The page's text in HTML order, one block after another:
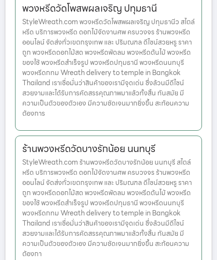
พวงหรีดวัดโพสพผลเจริญ ปทุมธานี
StyleWreath.com พวงหรีดวัดโพสพผลเจริญ ปทุมธานีว สไตล์
หรีด บริการพวงหรีด ดอกไม้จัดงานศพ ครบวงจร ร้านพวงหรีด
ออนไลน์ จัดส่งทั่วเขตกรุงเทพ และ ปริมณฑล ดีไซน์สวยหรู ราคา
ถูก พวงหรีดดอกไม้สด พวงหรีดพัดลม พวงหรีดต้นไม้ พวงหรีด
ของใช้ พวงหรีดสำเร็จรูป พวงหรีดปทุมธานี พวงหรีดนนทบุรี
พวงหรีดกทม Wreath delivery to temple in Bangkok
Thailand เราเชื่อมั่นว่าสินค้าของเรามีจุดเด่น ซึ่งล้วนมีดีไซน์
สวยงามและได้รับการคัดสรรคุณภาพมาแล้วทั้งสิ้น ทันสมัย มี
ความเป็นตัวของตัวเอง มีความชัดเจนมากยิ่งขึ้น สะท้อนความ
ต้องการ
ร้านพวงหรีดวัดบางรักน้อย นนทบุรี
StyleWreath.com ร้านพวงหรีดวัดบางรักน้อย นนทบุรี สไตล์
หรีด บริการพวงหรีด ดอกไม้จัดงานศพ ครบวงจร ร้านพวงหรีด
ออนไลน์ จัดส่งทั่วเขตกรุงเทพ และ ปริมณฑล ดีไซน์สวยหรู ราคา
ถูก พวงหรีดดอกไม้สด พวงหรีดพัดลม พวงหรีดต้นไม้ พวงหรีด
ของใช้ พวงหรีดสำเร็จรูป พวงหรีดปทุมธานี พวงหรีดนนทบุรี
พวงหรีดกทม Wreath delivery to temple in Bangkok
Thailand เราเชื่อมั่นว่าสินค้าของเรามีจุดเด่น ซึ่งล้วนมีดีไซน์
สวยงามและได้รับการคัดสรรคุณภาพมาแล้วทั้งสิ้น ทันสมัย มี
ความเป็นตัวของตัวเอง มีความชัดเจนมากยิ่งขึ้น สะท้อนความ
ต้องกา